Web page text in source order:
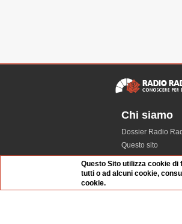
Chi siamo
Dossier Radio
Questo sito
L'Archivio
Redazione
Questo Sito utilizza cookie
tutti o ad alcuni cookie,
cookie.